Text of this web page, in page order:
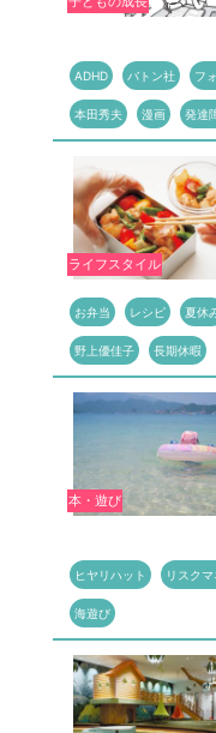
ADHD バトン社 フ
本田秀夫 漫画 発達
ライフスタイル
お弁当 レシピ 夏休
野上優佳子 長期休暇
本・遊び
ヒヤリハット リスク
海遊び